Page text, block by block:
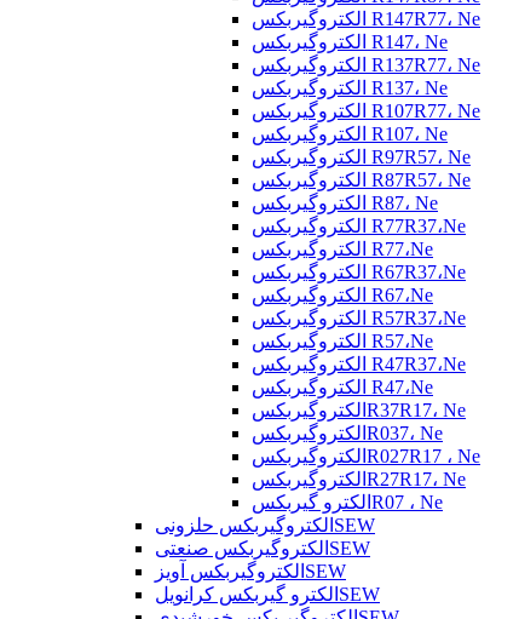
الکتروگیربکس R147R77، Ne
الکتروگیربکس R147، Ne
الکتروگیربکس R137R77، Ne
الکتروگیربکس R137، Ne
الکتروگیربکس R107R77، Ne
الکتروگیربکس R107، Ne
الکتروگیربکس R97R57، Ne
الکتروگیربکس R87R57، Ne
الکتروگیربکس R87، Ne
الکتروگیربکس R77R37،Ne
الکتروگیربکس R77،Ne
الکتروگیربکس R67R37،Ne
الکتروگیربکس R67،Ne
الکتروگیربکس R57R37،Ne
الکتروگیربکس R57،Ne
الکتروگیربکس R47R37،Ne
الکتروگیربکس R47،Ne
الکتروگیربکسR37R17، Ne
الکتروگیربکسR037، Ne
الکتروگیربکسR027R17 ، Ne
الکتروگیربکسR27R17، Ne
الکترو گیربکسR07 ، Ne
الکتروگیربکس حلزونیSEW
الکتروگیربکس صنعتیSEW
الکتروگیربکس آویزSEW
الکترو گیربکس کرانویلSEW